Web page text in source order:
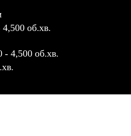
4,500 об.хв.
- 4,500 об.хв.